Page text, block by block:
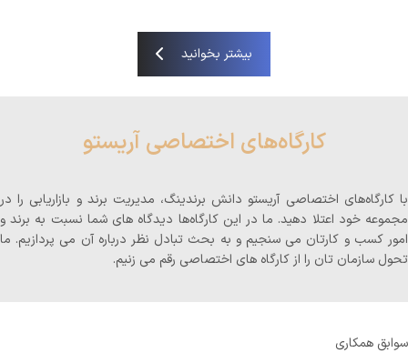
بیشتر بخوانید
کارگاه‌های اختصاصی آریستو
با کارگاه‌های اختصاصی آریستو دانش برندینگ، مدیریت برند و بازاریابی را در
مجموعه خود اعتلا دهید. ما در این کارگاه‌ها دیدگاه های شما نسبت به برند و
امور کسب و کارتان می سنجیم و به بحث تبادل نظر درباره آن می پردازیم. ما
تحول سازمان تان را از کارگاه های اختصاصی رقم می زنیم.
سوابق همکاری